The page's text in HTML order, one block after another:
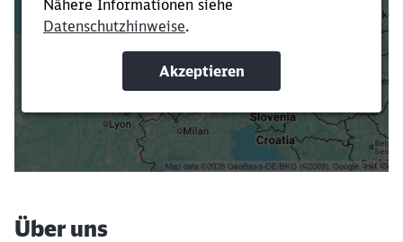
Verkürze die Ladezeit, indem du Suchbegriffe
oder Filter hinzufügst.
Suchbegriffe eingeben
Filter setzen
Über uns